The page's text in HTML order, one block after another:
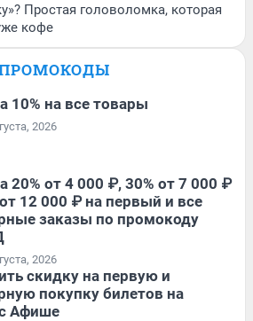
Простая головоломка, которая
кофе
10% на все товары
2026
20% от 4 000 ₽, 30% от 7 000 ₽
12 000 ₽ на первый и все
заказы по промокоду
2026
скидку на первую и
покупку билетов на
Афише